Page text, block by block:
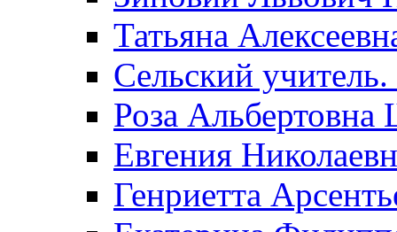
Татьяна
Сельский
Роза
Евгения
Генриетта